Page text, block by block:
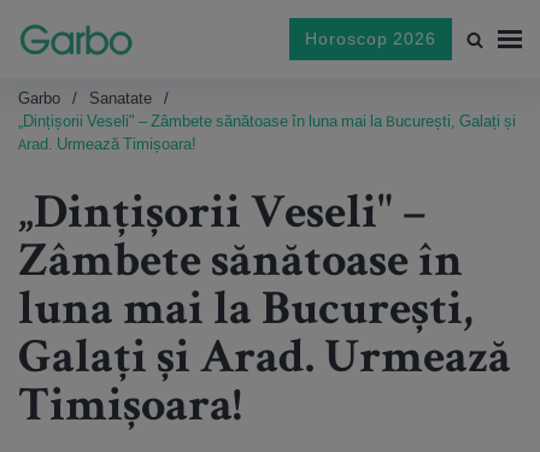
Horoscop 2026
Garbo
Sanatate
„Dințișorii Veseli" – Zâmbete sănătoase în luna mai la București, Galați și
Arad. Urmează Timișoara!
„Dințișorii Veseli" –
Zâmbete sănătoase în
luna mai la București,
Galați și Arad. Urmează
Timișoara!